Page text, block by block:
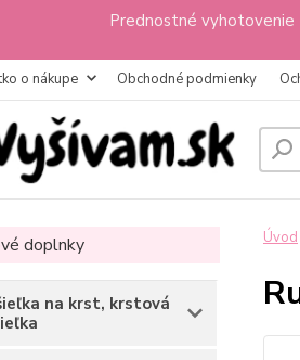
Prednostné vyhotovenie
o nákupe Obchodné podmienky
doplnky
na krst, krstová
Úvod